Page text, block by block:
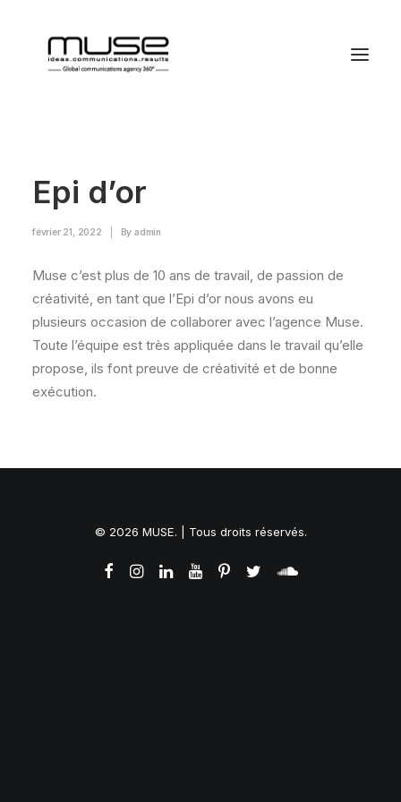
Epi d’or
février 21, 2022 Byadmin
Muse c’est plus de 10 ans de travail, de passion de
créativité, en tant que l’Epi d’or nous avons eu
plusieurs occasion de collaborer avec l’agence Muse.
Toute l’équipe est très appliquée dans le travail qu’elle
propose, ils font preuve de créativité et de bonne
exécution.
© 2026 MUSE. | Tous droits réservés.